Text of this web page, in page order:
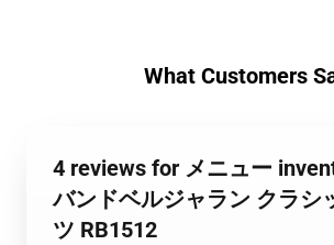
What Customers
4 reviews for メニュー
バンドベルジャラン クラシ
ツ RB1512